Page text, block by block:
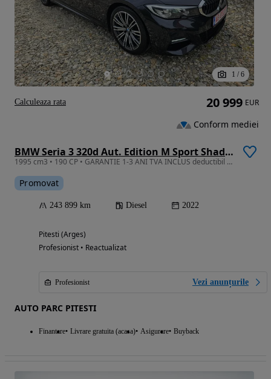
1 / 6
BMW Seria 3 320d Aut. Edition M Sport Shadow
1995 cm3 • 190 CP • GARANTIE 1-3 ANI TVA INCLUS deductibil 190cp M ext/int RATE si LEASING
Promovat
243 899 km Diesel 2022
Pitesti (Arges)
Profesionist • Reactualizat
Profesionist Vezi anunțurile
AUTO PARC PITESTI
Finantare Livrare gratuita (acasa) Asigurare Buyback
20 999 EUR
Conform mediei
Calculeaza rata